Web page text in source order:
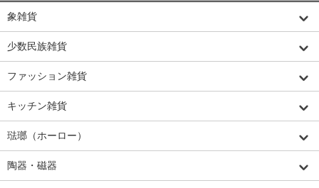
象雑貨
少数民族雑貨
ファッション雑貨
キッチン雑貨
琺瑯（ホーロー）
陶器・磁器